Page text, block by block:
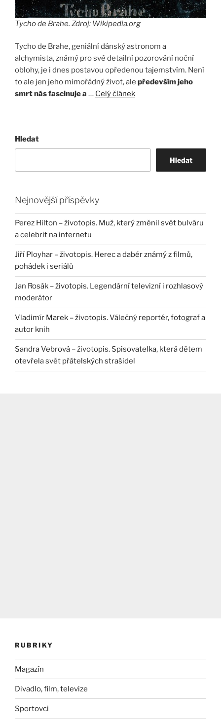
Tycho de Brahe. Zdroj: Wikipedia.org
Tycho de Brahe, geniální dánský astronom a
alchymista, známý pro své detailní pozorování noční
oblohy, je i dnes postavou opředenou tajemstvím. Není
to ale jen jeho mimořádný život, ale především jeho
smrt nás fascinuje a … Celý článek
Hledat
Hledat
Nejnovější příspěvky
Perez Hilton – životopis. Muž, který změnil svět bulváru
a celebrit na internetu
Jiří Ployhar – životopis. Herec a dabér známý z filmů,
pohádek i seriálů
Jan Rosák – životopis. Legendární televizní i rozhlasový
moderátor
Vladimír Marek – životopis. Válečný reportér, fotograf a
autor knih
Sandra Vebrová – životopis. Spisovatelka, která dětem
otevřela svět přátelských strašidel
RUBRIKY
Magazín
Divadlo, film, televize
Sportovci